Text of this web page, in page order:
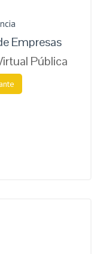
Empresas
Pública